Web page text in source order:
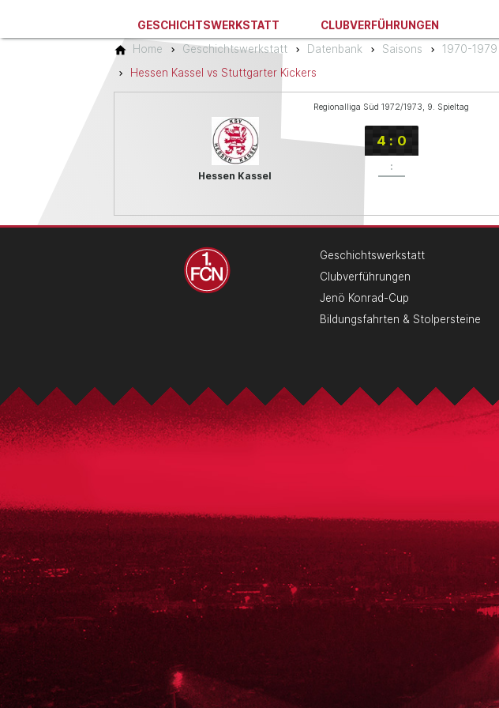
GESCHICHTSWERKSTATT CLUBVERFÜHRUNGEN
Home
Geschichtswerkstatt Datenbank Saisons 1970-1979
Hessen Kassel vs Stuttgarter Kickers
Regionalliga Süd 1972/1973, 9. Spieltag
Hessen Kassel
4 : 0
:
Geschichtswerkstatt
Clubverführungen
Jenö Konrad-Cup
Bildungsfahrten & Stolpersteine